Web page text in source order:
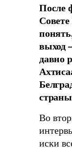
После
выход
давно
Во
иски